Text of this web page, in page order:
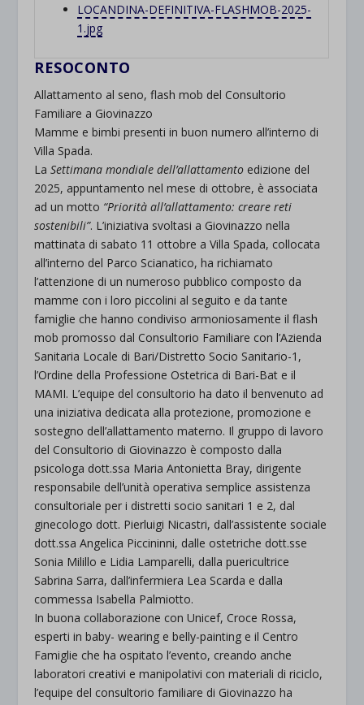
LOCANDINA-DEFINITIVA-FLASHMOB-2025-
1.jpg
RESOCONTO
Allattamento al seno, flash mob del Consultorio
Familiare a Giovinazzo
Mamme e bimbi presenti in buon numero all’interno di
Villa Spada.
La Settimana mondiale dell’allattamento edizione del
2025, appuntamento nel mese di ottobre, è associata
ad un motto “Priorità all’allattamento: creare reti
sostenibili”. L’iniziativa svoltasi a Giovinazzo nella
mattinata di sabato 11 ottobre a Villa Spada, collocata
all’interno del Parco Scianatico, ha richiamato
l’attenzione di un numeroso pubblico composto da
mamme con i loro piccolini al seguito e da tante
famiglie che hanno condiviso armoniosamente il flash
mob promosso dal Consultorio Familiare con l’Azienda
Sanitaria Locale di Bari/Distretto Socio Sanitario-1,
l’Ordine della Professione Ostetrica di Bari-Bat e il
MAMI. L’equipe del consultorio ha dato il benvenuto ad
una iniziativa dedicata alla protezione, promozione e
sostegno dell’allattamento materno. Il gruppo di lavoro
del Consultorio di Giovinazzo è composto dalla
psicologa dott.ssa Maria Antonietta Bray, dirigente
responsabile dell’unità operativa semplice assistenza
consultoriale per i distretti socio sanitari 1 e 2, dal
ginecologo dott. Pierluigi Nicastri, dall’assistente sociale
dott.ssa Angelica Piccininni, dalle ostetriche dott.sse
Sonia Milillo e Lidia Lamparelli, dalla puericultrice
Sabrina Sarra, dall’infermiera Lea Scarda e dalla
commessa Isabella Palmiotto.
In buona collaborazione con Unicef, Croce Rossa,
esperti in baby- wearing e belly-painting e il Centro
Famiglie che ha ospitato l’evento, creando anche
laboratori creativi e manipolativi con materiali di riciclo,
l’equipe del consultorio familiare di Giovinazzo ha